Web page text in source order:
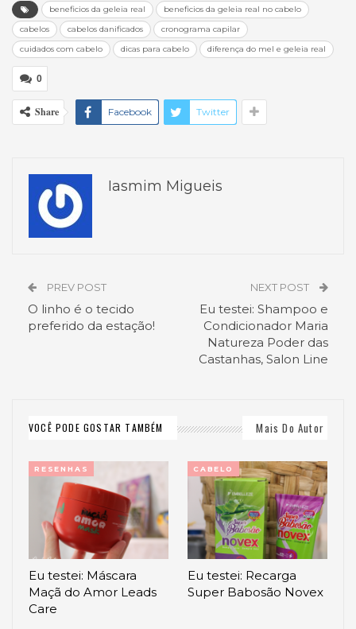
beneficios da geleia real
beneficios da geleia real no cabelo
cabelos
cabelos danificados
cronograma capilar
cuidados com cabelo
dicas para cabelo diferença do mel e geleia real
0
Share Facebook Twitter
Iasmim Migueis
PREV POST
O linho é o tecido
preferido da estação!
NEXT POST
Eu testei: Shampoo e
Condicionador Maria
Natureza Poder das
Castanhas, Salon Line
VOCÊ PODE GOSTAR TAMBÉM Mais Do Autor
RESENHAS
Eu testei: Máscara
Maçã do Amor Leads
Care
CABELO
Eu testei: Recarga
Super Babosão Novex